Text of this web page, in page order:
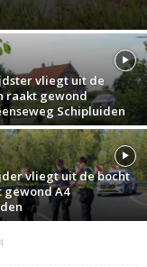
vliegt uit de
raakt gewond
Schipluiden
vliegt uit de bocht
gewond A4